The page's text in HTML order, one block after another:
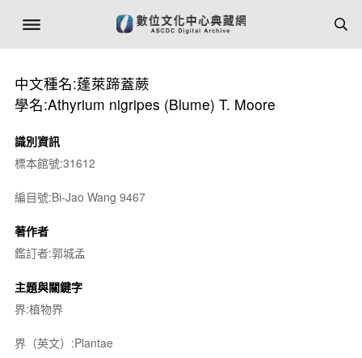
中文種名:蓬萊蹄蓋蕨
學名:Athyrium nigripes (Blume) T. Moore
識別資訊
標本館號:31612
編目號:Bi-Jao Wang 9467
著作者
鑑訂者:郭城孟
主題與關鍵字
界:植物界
界（英文）:Plantae